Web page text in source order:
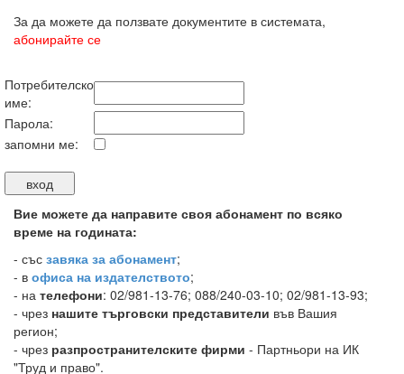
За да можете да ползвате документите в системата,
абонирайте се
Потребителско
име:
Парола:
запомни ме:
Вие можете да направите своя абонамент по всяко
време на годината:
- със завяка за абонамент;
- в офиса на издателството;
- на телефони: 02/981-13-76; 088/240-03-10; 02/981-13-93;
- чрез нашите търговски представители във Вашия
регион;
- чрез разпространителските фирми - Партньори на ИК
"Труд и право".